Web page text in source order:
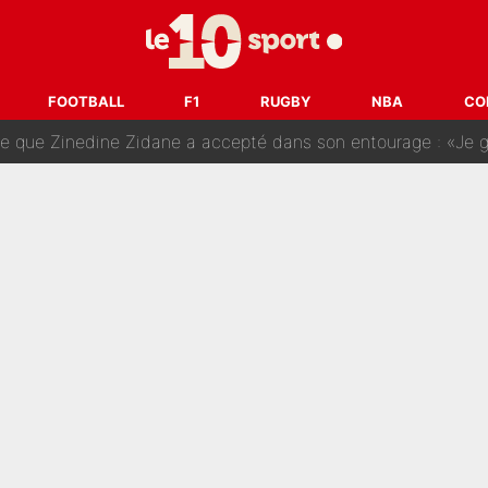
FOOTBALL F1 RUGBY NBA
Paul Seixas est confirmée... et c'est une excellente nouvelle
Le PSG avait déjà réalisé une folie sur le mercato bien
que Zinedine Zidane a accepté dans son entourage : «Je